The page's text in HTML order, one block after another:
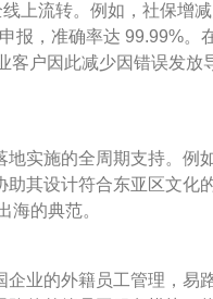
上流转。例如，社保增
报，准确率达 99.99%。
客户因此减少因错误发放
实施的全周期支持。例
其设计符合东亚区文化
海的典范。
业的外籍员工管理，易